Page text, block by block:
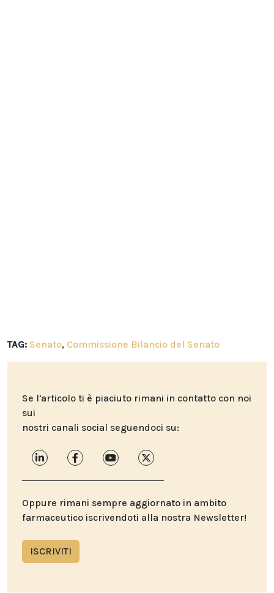
TAG: Senato, Commissione Bilancio del Senato
Se l'articolo ti è piaciuto rimani in contatto con noi
sui
nostri canali social seguendoci su:
Oppure rimani sempre aggiornato in ambito
farmaceutico iscrivendoti alla nostra Newsletter!
ISCRIVITI